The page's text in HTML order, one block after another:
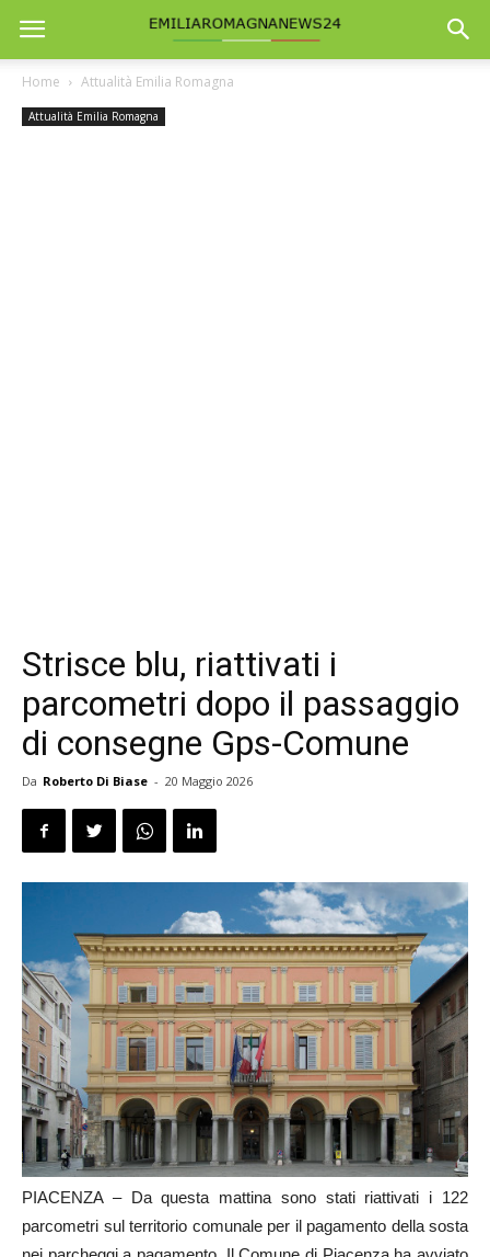
Home Attualità Emilia Romagna
Attualità Emilia Romagna
Strisce blu, riattivati i
parcometri dopo il passaggio
di consegne Gps-Comune
Da Roberto Di Biase - 20 Maggio 2026
PIACENZA – Da questa mattina sono stati riattivati i 122
parcometri sul territorio comunale per il pagamento della sosta